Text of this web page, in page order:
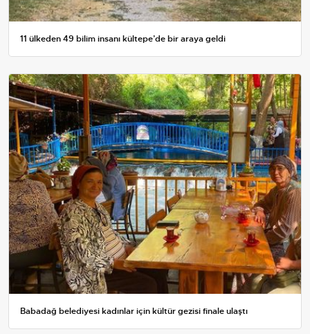
11 ülkeden 49 bilim insanı kültepe’de bir araya geldi
Babadağ belediyesi kadınlar için kültür gezisi finale ulaştı